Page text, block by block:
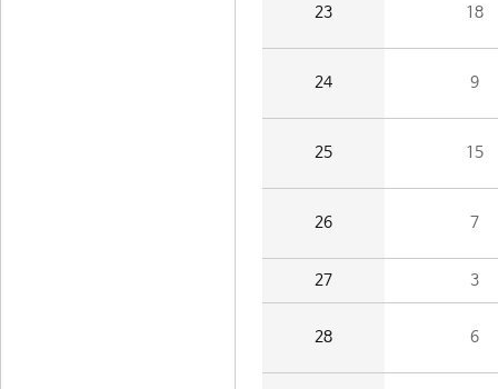
23 18
24 9
25 15
26 7
27 3
28 6